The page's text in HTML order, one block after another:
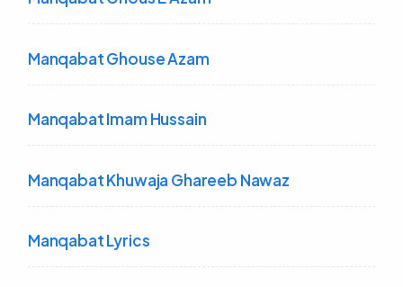
Manqabat Ghouse Azam
Manqabat Imam Hussain
Manqabat Khuwaja Ghareeb Nawaz
Manqabat Lyrics